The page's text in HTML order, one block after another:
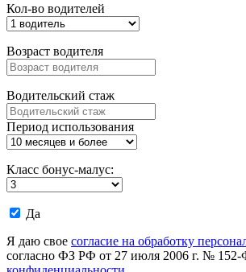
Кол-во водителей
Возраст водителя
Водительский стаж
Период использования
Класс бонус-малус:
Даю
на
обработку
моих
Да
Я даю свое согласие на обработку
согласно ФЗ РФ от 27 июля 2006 г. № 152-